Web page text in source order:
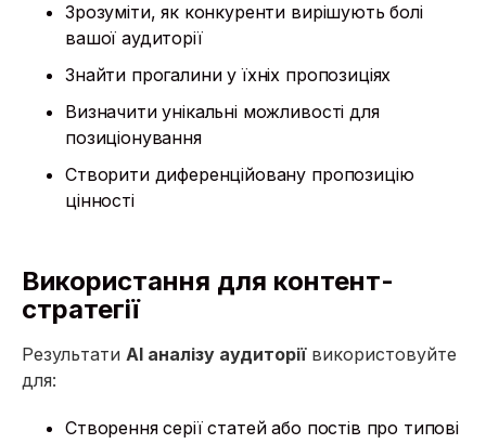
Зрозуміти, як конкуренти вирішують болі
вашої аудиторії
Знайти прогалини у їхніх пропозиціях
Визначити унікальні можливості для
позиціонування
Створити диференційовану пропозицію
цінності
Використання для контент-
стратегії
Результати AI аналізу аудиторіївикористовуйте
для:
Створення серії статей або постів про типові